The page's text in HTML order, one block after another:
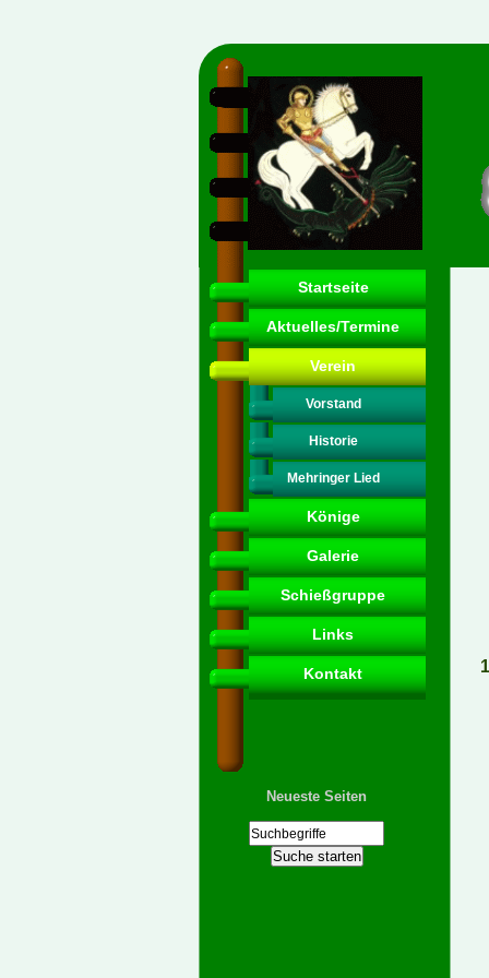
Startseite
Aktuelles/Termine
Verein
Vorstand
Historie
Mehringer Lied
Könige
Galerie
Schießgruppe
Links
Kontakt
Neueste Seiten